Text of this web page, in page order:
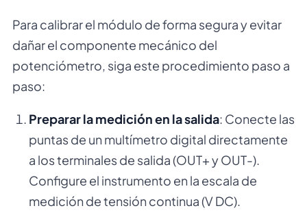
Para calibrar el módulo de forma segura y evitar
dañar el componente mecánico del
potenciómetro, siga este procedimiento paso a
paso:
Preparar la medición en la salida: Conecte las
puntas de un multímetro digital directamente
a los terminales de salida (OUT+ y OUT-).
Configure el instrumento en la escala de
medición de tensión continua (V DC).